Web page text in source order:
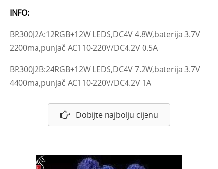
INFO:
BR300J2A:12RGB+12W LEDS,DC4V 4.8W,baterija 3.7V
2200ma,punjač AC110-220V/DC4.2V 0.5A
BR300J2B:24RGB+12W LEDS,DC4V 7.2W,baterija 3.7V
4400ma,punjač AC110-220V/DC4.2V 1A
Dobijte najbolju cijenu